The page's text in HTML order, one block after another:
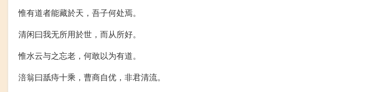
惟有道者能藏於天，吾子何处焉。
清闲曰我无所用於世，而从所好。
惟水云与之忘老，何敢以为有道。
涪翁曰舐痔十乘，曹商自优，非君清流。